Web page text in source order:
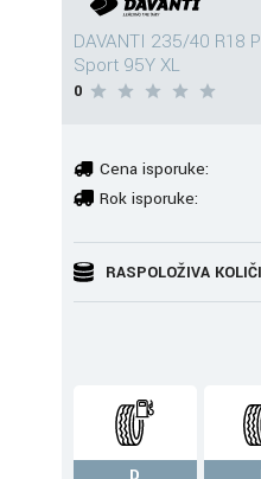
DAVANTI 235/40 R18
Sport 95Y XL
0
Cena isporuke:
Rok isporuke:
RASPOLOŽIVA